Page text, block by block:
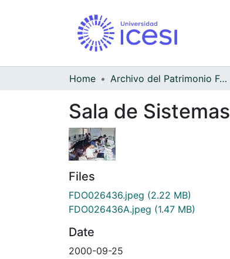
Home Archivo del Patrimonio Fotográfico y Fílmico del Valle del Cauca
Sala de Sistemas
Files
FDO026436.jpeg (2.22 MB)
FDO026436A.jpeg (1.47 MB)
Date
2000-09-25